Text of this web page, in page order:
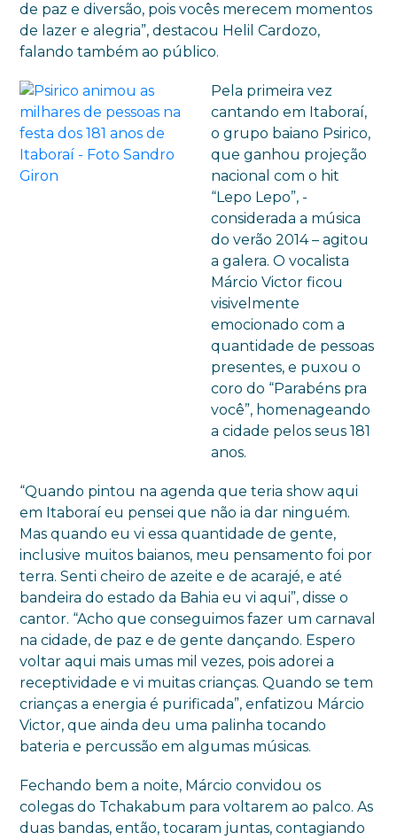
de paz e diversão, pois vocês merecem momentos
de lazer e alegria”, destacou Helil Cardozo,
falando também ao público.
Pela primeira vez
cantando em Itaboraí,
o grupo baiano Psirico,
que ganhou projeção
nacional com o hit
“Lepo Lepo”, -
considerada a música
do verão 2014 – agitou
a galera. O vocalista
Márcio Victor ficou
visivelmente
emocionado com a
quantidade de pessoas
presentes, e puxou o
coro do “Parabéns pra
você”, homenageando
a cidade pelos seus 181
anos.
“Quando pintou na agenda que teria show aqui
em Itaboraí eu pensei que não ia dar ninguém.
Mas quando eu vi essa quantidade de gente,
inclusive muitos baianos, meu pensamento foi por
terra. Senti cheiro de azeite e de acarajé, e até
bandeira do estado da Bahia eu vi aqui”, disse o
cantor. “Acho que conseguimos fazer um carnaval
na cidade, de paz e de gente dançando. Espero
voltar aqui mais umas mil vezes, pois adorei a
receptividade e vi muitas crianças. Quando se tem
crianças a energia é purificada”, enfatizou Márcio
Victor, que ainda deu uma palinha tocando
bateria e percussão em algumas músicas.
Fechando bem a noite, Márcio convidou os
colegas do Tchakabum para voltarem ao palco. As
duas bandas, então, tocaram juntas, contagiando